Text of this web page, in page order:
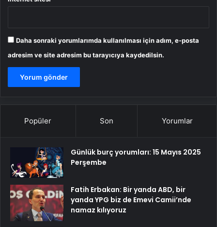
Daha sonraki yorumlarımda kullanılması için adım, e-posta
adresim ve site adresim bu tarayıcıya kaydedilsin.
Popüler Son Yorumlar
Günlük burç yorumları: 15 Mayıs 2025
Perşembe
Fatih Erbakan: Bir yanda ABD, bir
yanda YPG biz de Emevi Camii’nde
namaz kılıyoruz